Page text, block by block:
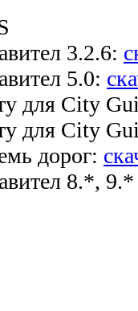
3.2.6:
5.0:
для City
для City
дорог:
8.*,